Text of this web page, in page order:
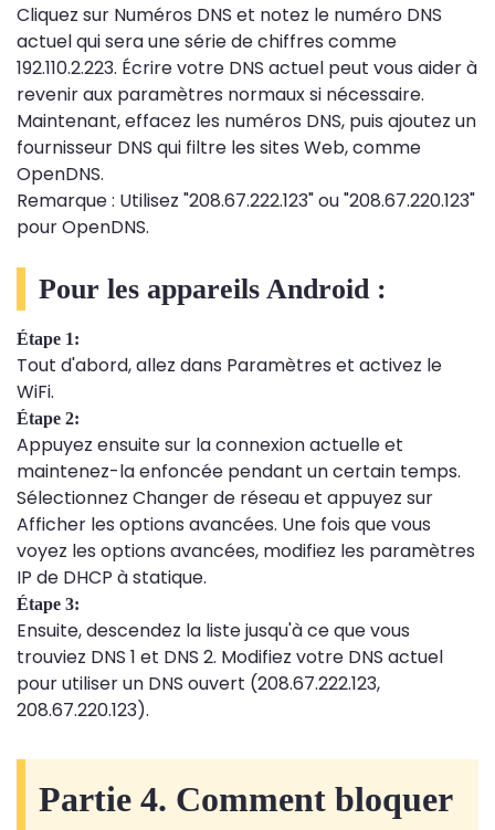
Cliquez sur Numéros DNS et notez le numéro DNS
actuel qui sera une série de chiffres comme
192.110.2.223. Écrire votre DNS actuel peut vous aider à
revenir aux paramètres normaux si nécessaire.
Maintenant, effacez les numéros DNS, puis ajoutez un
fournisseur DNS qui filtre les sites Web, comme
OpenDNS.
Remarque : Utilisez "208.67.222.123" ou "208.67.220.123"
pour OpenDNS.
Pour les appareils Android :
Étape 1:
Tout d'abord, allez dans Paramètres et activez le
WiFi.
Étape 2:
Appuyez ensuite sur la connexion actuelle et
maintenez-la enfoncée pendant un certain temps.
Sélectionnez Changer de réseau et appuyez sur
Afficher les options avancées. Une fois que vous
voyez les options avancées, modifiez les paramètres
IP de DHCP à statique.
Étape 3:
Ensuite, descendez la liste jusqu'à ce que vous
trouviez DNS 1 et DNS 2. Modifiez votre DNS actuel
pour utiliser un DNS ouvert (208.67.222.123,
208.67.220.123).
Partie 4. Comment bloquer